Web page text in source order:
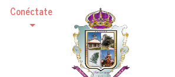
Conéctate